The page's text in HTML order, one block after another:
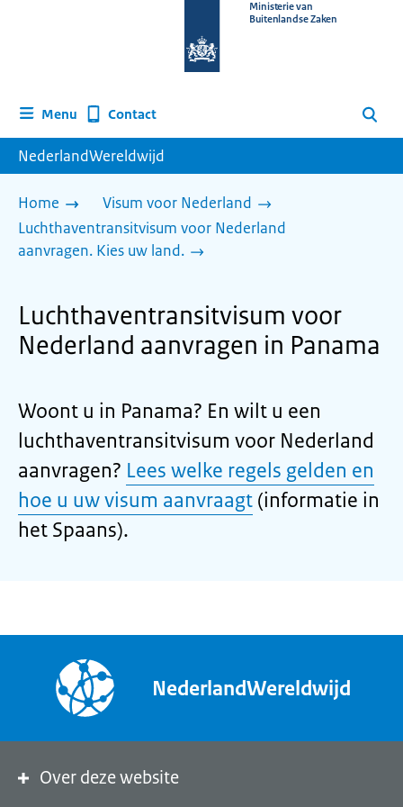
homepage
Ministerie van
Buitenlandse Zaken
Menu Contact Zoeken
NederlandWereldwijd
Home
Visum voor Nederland
Luchthaventransitvisum voor Nederland
aanvragen. Kies uw land.
Luchthaventransitvisum voor
Nederland aanvragen in Panama
Woont u in Panama? En wilt u een
luchthaventransitvisum voor Nederland
aanvragen? Lees welke regels gelden en
hoe u uw visum aanvraagt (informatie in
het Spaans).
NederlandWereldwijd
Over deze website